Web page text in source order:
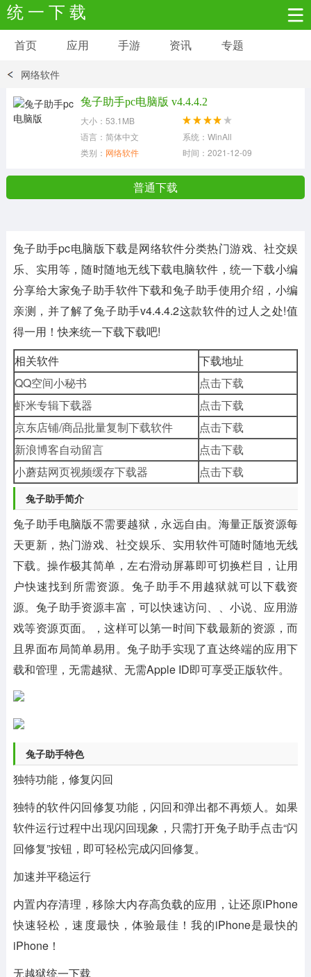
统 一 下 载
安卓应用 安卓游戏
系统工具 其它应用
首页 应用 手游 资讯 专题
网络软件
兔子助手pc电脑版 v4.4.4.2
大小：53.1MB
语言：简体中文
系统：WinAll
类别： 网络软件 时间：2021-12-09
普通下载
兔子助手pc电脑版下载是网络软件分类热门游戏、社交娱
乐、实用等，随时随地无线下载电脑软件，统一下载小编
分享给大家兔子助手软件下载和兔子助手使用介绍，小编
亲测，并了解了兔子助手v4.4.4.2这款软件的过人之处!值
得一用！快来统一下载下载吧!
相关软件
下载地址
QQ空间小秘书
点击下载
虾米专辑下载器
点击下载
京东店铺/商品批量复制下载软件
点击下载
新浪博客自动留言
点击下载
小蘑菇网页视频缓存下载器
点击下载
兔子助手简介
兔子助手电脑版不需要越狱，永远自由。海量正版资源每
天更新，热门游戏、社交娱乐、实用软件可随时随地无线
下载。操作极其简单，左右滑动屏幕即可切换栏目，让用
户快速找到所需资源。兔子助手不用越狱就可以下载资
源。兔子助手资源丰富，可以快速访问、、小说、应用游
戏等资源页面。，这样可以第一时间下载最新的资源，而
且界面布局简单易用。兔子助手实现了直达终端的应用下
载和管理，无需越狱、无需Apple ID即可享受正版软件。
兔子助手特色
独特功能，修复闪回
独特的软件闪回修复功能，闪回和弹出都不再烦人。如果
软件运行过程中出现闪回现象，只需打开兔子助手点击“闪
回修复”按钮，即可轻松完成闪回修复。
加速并平稳运行
内置内存清理，移除大内存高负载的应用，让还原iPhone
快速轻松，速度最快，体验最佳！我的iPhone是最快的
iPhone！
无越狱统一下载